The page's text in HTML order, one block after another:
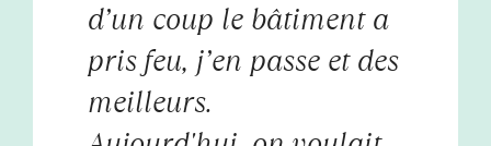
d’un coup le bâtiment a
pris feu, j’en passe et des
meilleurs.